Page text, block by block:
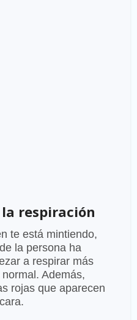
respiración
te está mintiendo,
la persona ha
a respirar más
Además,
rojas que aparecen